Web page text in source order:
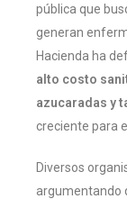
pública que
generan
Hacienda ha
alto costo
azucaradas y
creciente para
Diversos
argumentando